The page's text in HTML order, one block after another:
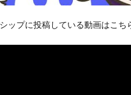
ップに投稿している動画はこち